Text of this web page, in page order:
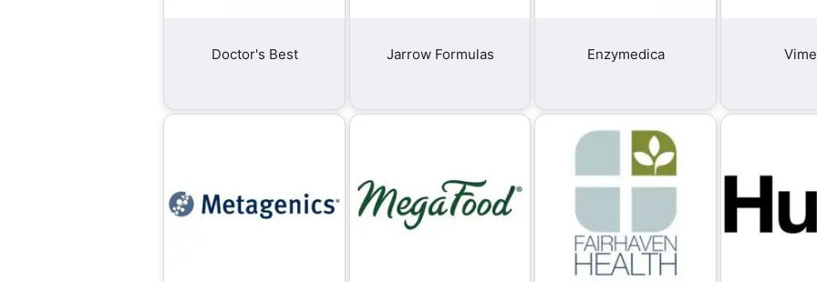
Doctor's Best Jarrow Formulas Enzymedica